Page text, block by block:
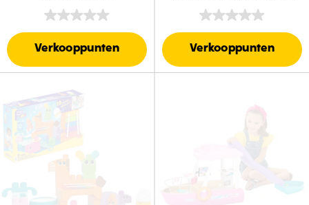
Verkooppunten Verkooppunten